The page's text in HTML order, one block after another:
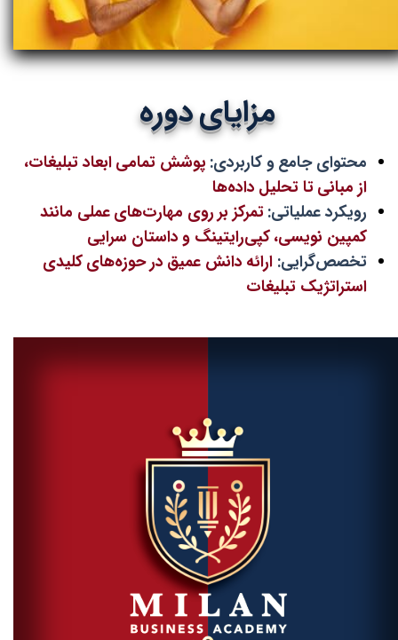
محتوای جامع و کاربردی: پوشش تمامی ابعاد تبلیغات،
از مبانی تا تحلیل داده‌ها
رویکرد عملیاتی:تمرکز بر روی مهارت‌های عملی مانند
کمپین نویسی، کپی‌رایتینگ و داستان سرایی
تخصص‌گرایی: ارائه دانش عمیق در حوزه‌های کلیدی
استراتژیک تبلیغات
مزایای دوره